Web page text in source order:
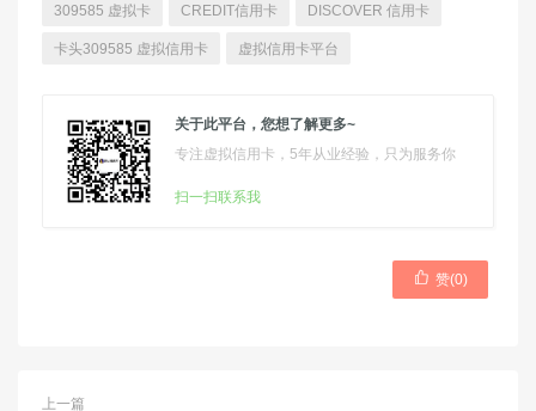
309585 虚拟卡 CREDIT信用卡 DISCOVER 信用卡
卡头309585 虚拟信用卡 虚拟信用卡平台
关于此平台，您想了解更多~
专注虚拟信用卡，5年从业经验，只为服务你
扫一扫联系我
 赞(0)
上一篇